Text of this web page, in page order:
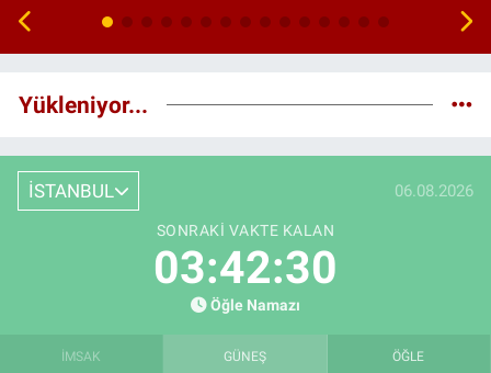
Yükleniyor...
İSTANBUL 06.08.2026
SONRAKI VAKTE KALAN
03:42:29
Öğle Namazı
İMSAK GÜNEŞ ÖĞLE